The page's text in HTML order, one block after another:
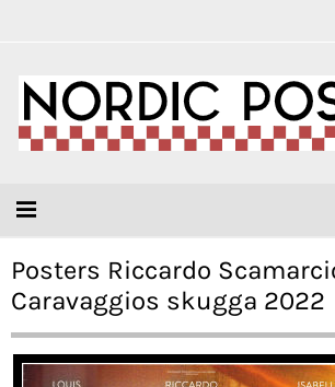
Posters Riccardo
Caravaggios skugga 2022